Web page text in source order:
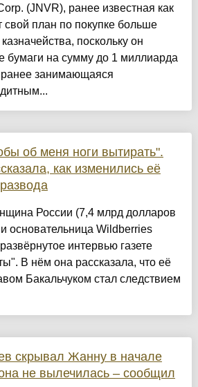
(JNVR), ранее известная как
свой план по покупке больше
поскольку он
бумаги на сумму до 1 миллиарда
занимающаяся
об меня ноги вытирать".
как изменились её
России (7,4 млрд долларов
основательница Wildberries
интервью газете
В нём она рассказала, что её
Бакальчуком стал следствием
скрывал Жанну в начале
не вылечилась – сообщил